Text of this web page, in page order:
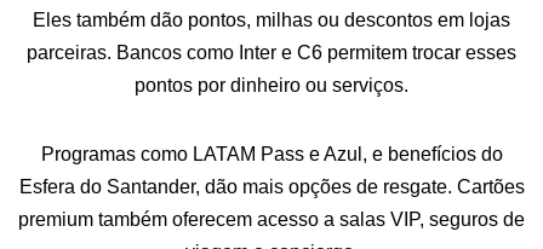
Eles também dão pontos, milhas ou descontos em lojas
parceiras. Bancos como Inter e C6 permitem trocar esses
pontos por dinheiro ou serviços.
Programas como LATAM Pass e Azul, e benefícios do
Esfera do Santander, dão mais opções de resgate. Cartões
premium também oferecem acesso a salas VIP, seguros de